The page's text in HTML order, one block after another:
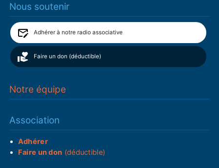
Nous soutenir
Adhérer à notre radio associative
Faire un don (déductible)
Notre équipe
Association
Adhérer
Faire un don (déductible)